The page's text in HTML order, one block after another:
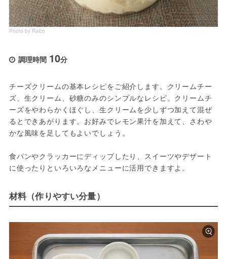
Photo by Raico
調理時間 10分
チーズクリームの基本レシピをご紹介します。クリームチー
ズ、生クリーム、砂糖のみのシンプルなレシピ。クリームチ
ーズをやわらかくほぐし、生クリームを少しずつ加えて混ぜ
るとできあがります。お好みでレモン果汁を加えて、さわや
かな風味を足してもよいでしょう。
食パンやクラッカーにディップしたり、スイーツやデザート
に使ったりといろいろなメニューに活用できますよ。
材料（作りやすい分量）